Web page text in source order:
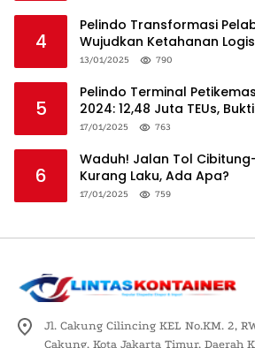
4
Pelindo Transformasi
Wujudkan Ketahanan
Global
13/01/2025 790
5
Pelindo Terminal
2024: 12,48 Juta TEUs,
Logistik Nasional
17/01/2025 763
6
Waduh! Jalan Tol
Kurang Laku, Ada Apa?
17/01/2025 759
Jl. Cakung Cilincing KEL No.KM. 2,
Cakung, Kota Jakarta Timur, Daerah